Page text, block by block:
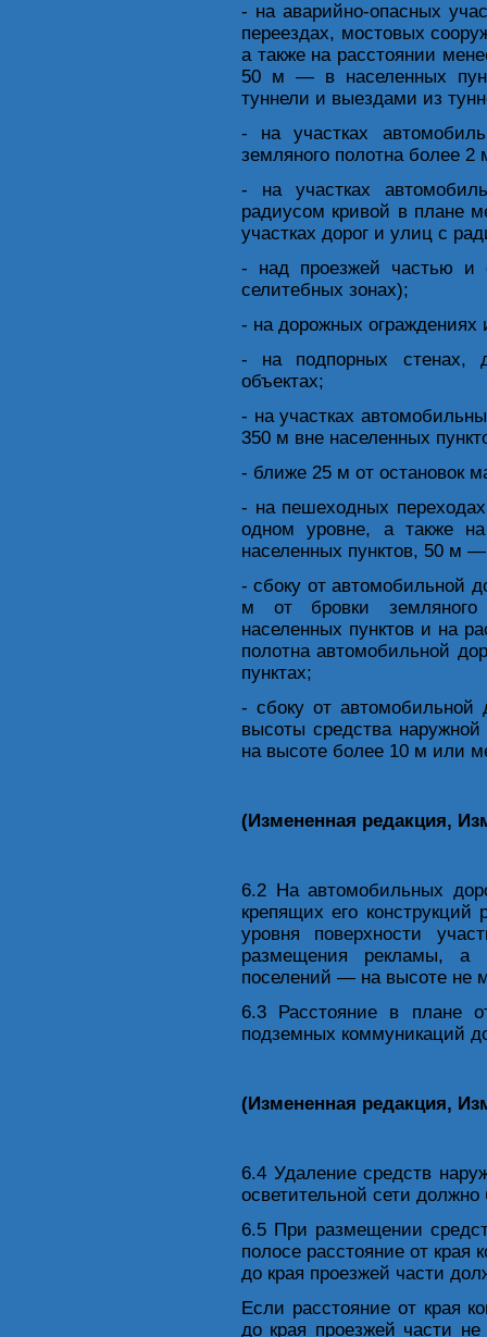
- на аварийно-опасных
переездах, мостовых
а также на расстоянии
50 м — в населенных
туннели и выездами из
- на участках
земляного полотна более 2
- на участках
радиусом кривой в плане
участках дорог и улиц с
- над проезжей частью и
селитебных зонах);
- на дорожных
- на подпорных стенах,
объектах;
- на участках
350 м вне населенных
- ближе 25 м от остановок
- на пешеходных
одном уровне, а также
населенных пунктов, 50 м
- сбоку от автомобильной
м от бровки земляного
населенных пунктов и на
полотна автомобильной
пунктах;
- сбоку от
высоты средства
на высоте более 10 м или
(Измененная редакция,
6.2 На автомобильных
крепящих его
уровня поверхности
размещения рекламы, а
поселений — на высоте не
6.3 Расстояние в плане
подземных коммуникаций
(Измененная редакция,
6.4 Удаление средств
осветительной сети
6.5 При размещении
полосе расстояние от края
до края проезжей части
Если расстояние от края
до края проезжей части